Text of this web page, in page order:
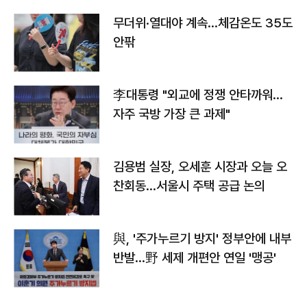
무더위·열대야 계속…체감온도 35도
안팎
李대통령 "외교에 정쟁 안타까워…
자주 국방 가장 큰 과제"
김용범 실장, 오세훈 시장과 오늘 오
찬회동...서울시 주택 공급 논의
與, '주가누르기 방지' 정부안에 내부
반발…野 세제 개편안 연일 '맹공'